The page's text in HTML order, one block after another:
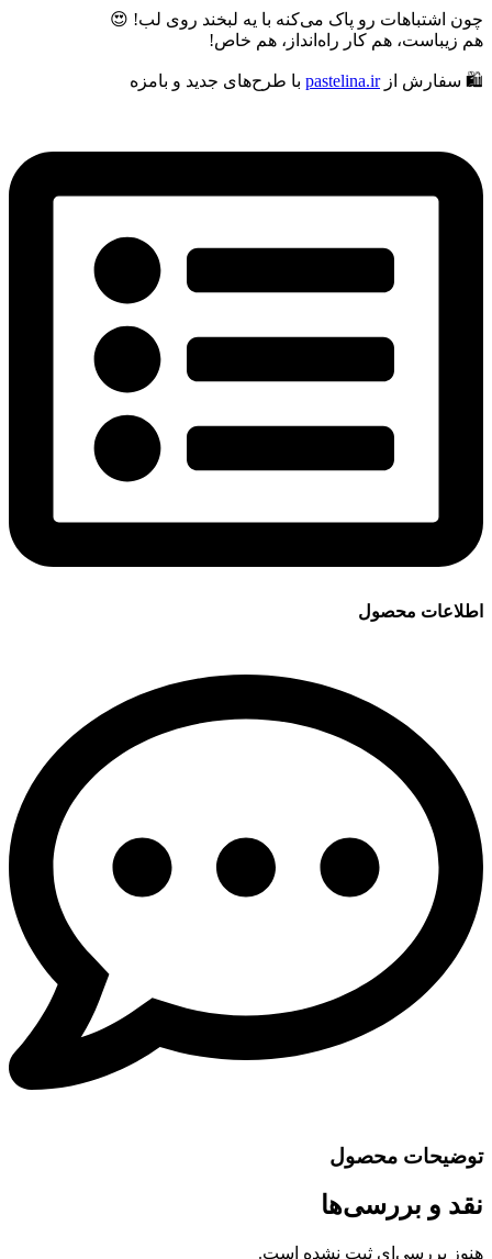
چون اشتباهات رو پاک می‌کنه با یه لبخند روی لب! 😍
هم زیباست، هم کار راه‌انداز، هم خاص!
🛍️ سفارش ازpastelina.ir با طرح‌های جدید و بامزه
اطلاعات محصول
توضیحات محصول
نقد و بررسی‌ها
هنوز بررسی‌ای ثبت نشده است.